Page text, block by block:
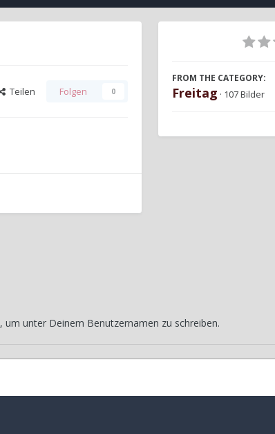
Teilen Folgen 0
FROM THE CATEGORY:
Freitag · 107 Bilder
, um unter Deinem Benutzernamen zu schreiben.